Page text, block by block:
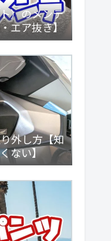
）のメンテ
エア抜き】
外し方【知
ない】